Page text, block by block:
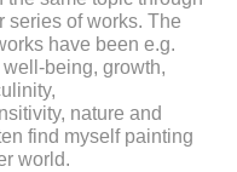
series of works. The
have been e.g.
being, growth,
nature and
find myself painting
world.